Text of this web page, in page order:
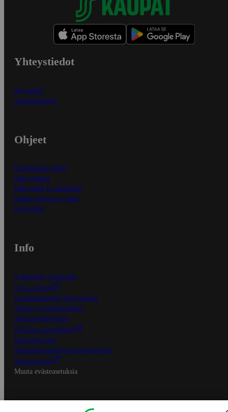
Yhteystiedot
Myymälät
Asiakaspalvelu
Ohjeet
Ensitilaajan ohjeet
Näin maksat
Näin tilaat ja muokkaat
Kaikki ohjeet ja vinkit
In English
Info
S-Business yrityksille
Oiva-raportit
Osuuskauppojen yhteystiedot
Tilaus- ja toimitusehdot
Tietosuojakäytäntö
Palvelun käyttöehdot
Saavutettavuus
Mobiilisovelluksen saavutettavuus
Mainostajalle
Muuta evästeasetuksia